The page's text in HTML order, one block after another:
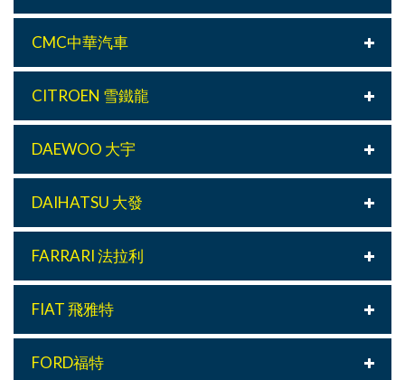
CMC中華汽車
CITROEN 雪鐵龍
DAEWOO 大宇
DAIHATSU 大發
FARRARI 法拉利
FIAT 飛雅特
FORD福特